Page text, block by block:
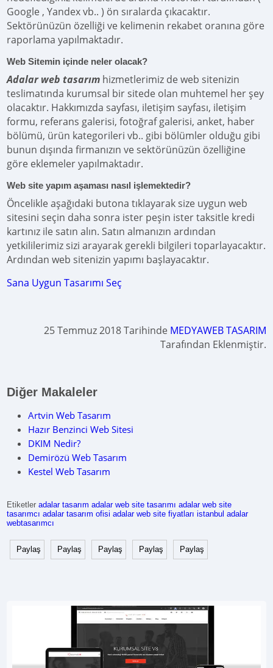
Google , Yandex vb.. ) ön sıralarda çıkacaktır.
Sektörünüzün özelliği ve kelimenin rekabet oranına göre
raporlama yapılmaktadır.
Web Sitemin içinde neler olacak?
Adalar web tasarım hizmetlerimiz de web sitenizin
teslimatında kurumsal bir sitede olan muhtemel her şey
olacaktır. Hakkımızda sayfası, iletişim sayfası, iletişim
formu, referans galerisi, fotoğraf galerisi, anket, haber
bölümü, ürün kategorileri vb.. gibi bölümler olduğu gibi
bunun dışında firmanızın ve sektörünüzün özelliğine
göre eklemeler yapılmaktadır.
Web site yapım aşaması nasıl işlemektedir?
Öncelikle aşağıdaki butona tıklayarak size uygun web
sitesini seçin daha sonra ister peşin ister taksitle kredi
kartınız ile satın alın. Satın almanızın ardından
yetkililerimiz sizi arayarak gerekli bilgileri toparlayacaktır.
Ardından web sitenizin yapımı başlayacaktır.
Sana Uygun Tasarımı Seç
25 Temmuz 2018 Tarihinde MEDYAWEB TASARIM
Tarafından Eklenmiştir.
Diğer Makaleler
Artvin Web Tasarım
Hazır Benzinci Web Sitesi
DKIM Nedir?
Demirözü Web Tasarım
Kestel Web Tasarım
Etiketleradalar tasarım adalar web site tasarımı adalar web site
tasarımcı adalar tasarım ofisi adalar web site fiyatları istanbul adalar
webtasarımcı
Paylaş Paylaş Paylaş Paylaş Paylaş